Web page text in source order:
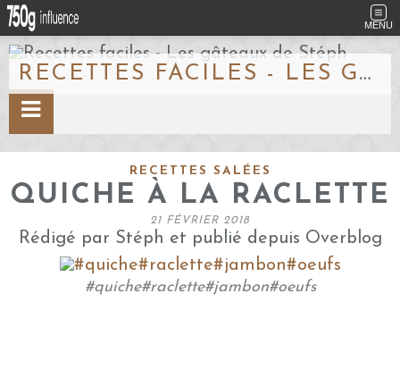
MENU
RECETTES FACILES - LES GÂTEAUX DE STÉPH
RECETTES SALÉES
QUICHE À LA RACLETTE
21 FÉVRIER 2018
Rédigé par Stéph et publié depuis Overblog
#quiche#raclette#jambon#oeufs